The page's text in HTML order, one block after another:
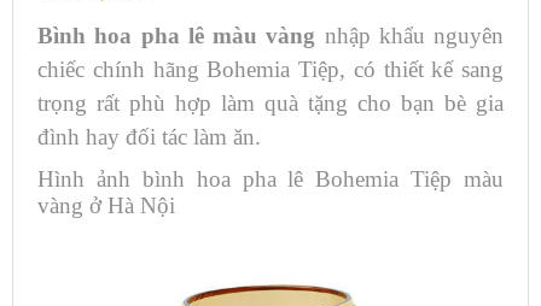
Bình hoa pha lê màu vàng nhập khẩu nguyên
chiếc chính hãng Bohemia Tiệp, có thiết kế sang
trọng rất phù hợp làm quà tặng cho bạn bè gia
đình hay đối tác làm ăn.
Hình ảnh bình hoa pha lê Bohemia Tiệp màu
vàng ở Hà Nội